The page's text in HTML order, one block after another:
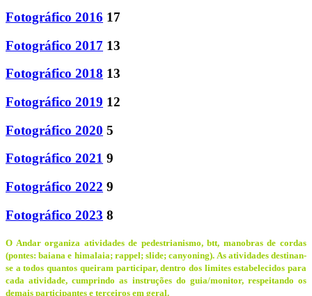
Fotográfico 2016 17
Fotográfico 2017 13
Fotográfico 2018 13
Fotográfico 2019 12
Fotográfico 2020 5
Fotográfico 2021 9
Fotográfico 2022 9
Fotográfico 2023 8
O Andar organiza atividades de pedestrianismo, btt, manobras de cordas
(pontes: baiana e himalaia; rappel; slide; canyoning). As atividades destinan-
se a todos quantos queiram participar, dentro dos limites estabelecidos para
cada atividade, cumprindo as instruções do guia/monitor, respeitando os
demais participantes e terceiros em geral.